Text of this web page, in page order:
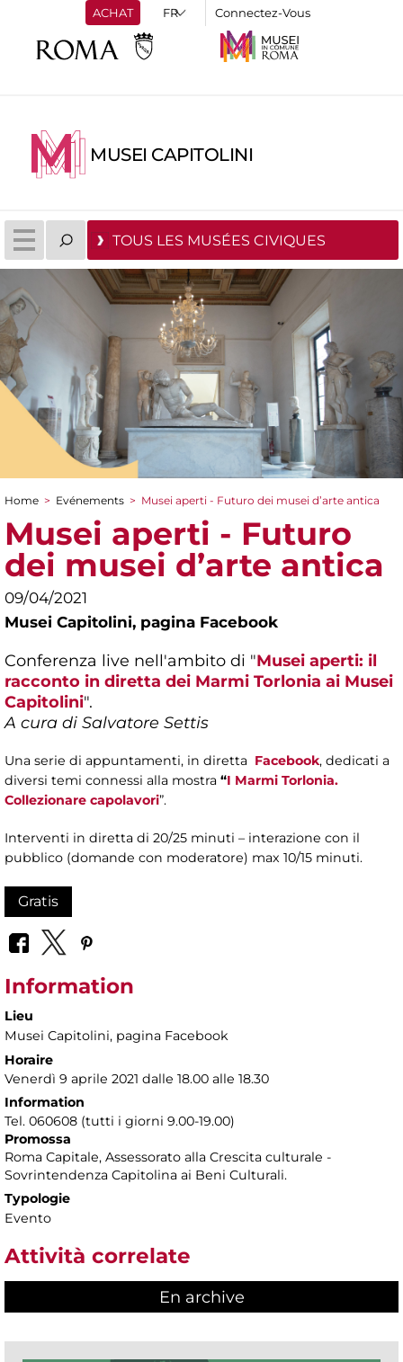
ACHAT Connectez-Vous
MUSEI CAPITOLINI
TOUS LES MUSÉES CIVIQUES
You are here
Home > Evénements > Musei aperti - Futuro dei musei d’arte antica
Musei aperti - Futuro
dei musei d’arte antica
09/04/2021
Musei Capitolini, pagina Facebook
Conferenza live nell'ambito di "Musei aperti: il
racconto in diretta dei Marmi Torlonia ai Musei
Capitolini".
A cura di Salvatore Settis
Una serie di appuntamenti, in diretta Facebook, dedicati a
diversi temi connessi alla mostra “I Marmi Torlonia.
Collezionare capolavori”.
Interventi in diretta di 20/25 minuti – interazione con il
pubblico (domande con moderatore) max 10/15 minuti.
Gratis
Information
Lieu
Musei Capitolini, pagina Facebook
Horaire
Venerdì 9 aprile 2021 dalle 18.00 alle 18.30
Information
Tel. 060608 (tutti i giorni 9.00-19.00)
Promossa
Roma Capitale, Assessorato alla Crescita culturale -
Sovrintendenza Capitolina ai Beni Culturali.
Typologie
Evento
Attività correlate
En archive